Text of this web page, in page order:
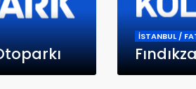
İSTANBUL /